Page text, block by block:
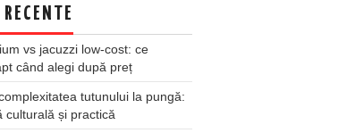
vs jacuzzi low-cost: ce
când alegi după preț
tutunului la pungă:
culturală și practică